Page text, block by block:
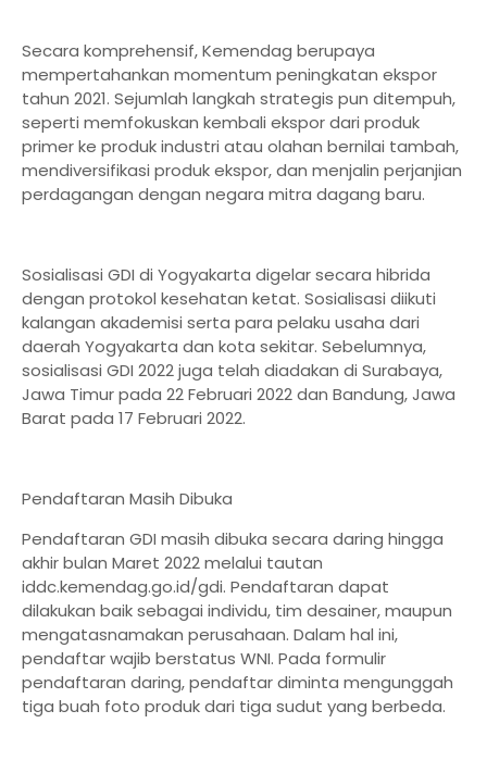
Secara komprehensif, Kemendag berupaya
mempertahankan momentum peningkatan ekspor
tahun 2021. Sejumlah langkah strategis pun ditempuh,
seperti memfokuskan kembali ekspor dari produk
primer ke produk industri atau olahan bernilai tambah,
mendiversifikasi produk ekspor, dan menjalin perjanjian
perdagangan dengan negara mitra dagang baru.
Sosialisasi GDI di Yogyakarta digelar secara hibrida
dengan protokol kesehatan ketat. Sosialisasi diikuti
kalangan akademisi serta para pelaku usaha dari
daerah Yogyakarta dan kota sekitar. Sebelumnya,
sosialisasi GDI 2022 juga telah diadakan di Surabaya,
Jawa Timur pada 22 Februari 2022 dan Bandung, Jawa
Barat pada 17 Februari 2022.
Pendaftaran Masih Dibuka
Pendaftaran GDI masih dibuka secara daring hingga
akhir bulan Maret 2022 melalui tautan
iddc.kemendag.go.id/gdi. Pendaftaran dapat
dilakukan baik sebagai individu, tim desainer, maupun
mengatasnamakan perusahaan. Dalam hal ini,
pendaftar wajib berstatus WNI. Pada formulir
pendaftaran daring, pendaftar diminta mengunggah
tiga buah foto produk dari tiga sudut yang berbeda.